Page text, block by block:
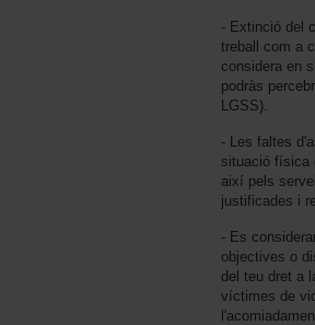
- Extinció del
treball com a
considera en
podràs
LGSS).
- Les faltes
situació física
així pels
justificades i
- Es
objectives o
del teu dret a
víctimes de